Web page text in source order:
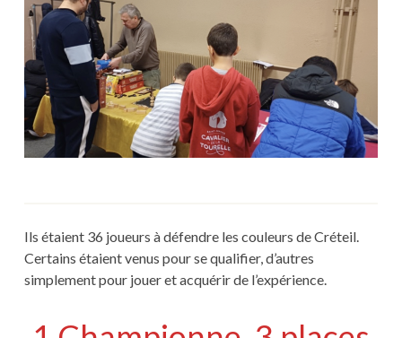
Ils étaient 36 joueurs à défendre les couleurs de Créteil.
Certains étaient venus pour se qualifier, d’autres
simplement pour jouer et acquérir de l’expérience.